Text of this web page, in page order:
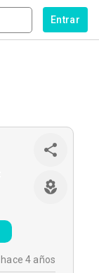
Entrar
hace 4 años